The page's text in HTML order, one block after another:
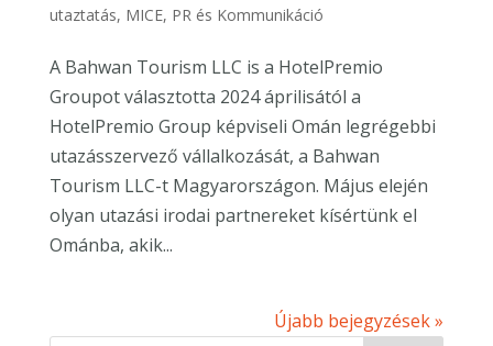
utaztatás, MICE, PR és Kommunikáció
A Bahwan Tourism LLC is a HotelPremio
Groupot választotta 2024 áprilisától a
HotelPremio Group képviseli Omán legrégebbi
utazásszervező vállalkozását, a Bahwan
Tourism LLC-t Magyarországon. Május elején
olyan utazási irodai partnereket kísértünk el
Ománba, akik...
Újabb bejegyzések »